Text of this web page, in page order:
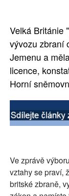
PLNÁ VERZE
Velká Británie
vývozu zbraní
Jemenu a
licence,
Horní
Ve zprávě
vztahy se praví,
britské zbraně,